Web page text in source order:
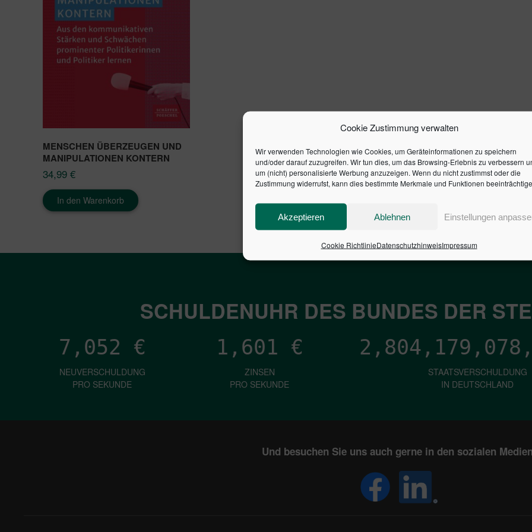
Cookie Zustimmung verwalten
Wir verwenden Technologien wie Cookies, um Geräteinformationen zu speichern
und/oder darauf zuzugreifen. Wir tun dies, um das Browsing-Erlebnis zu verbessern
um (nicht) personalisierte Werbung anzuzeigen. Wenn du nicht zustimmst oder die
Zustimmung widerrufst, kann dies bestimmte Merkmale und Funktionen
Akzeptieren Ablehnen Einstellungen
Cookie RichtlinieDatenschutzhinweisImpressum
MENSCHEN ÜBERZEUGEN UND
MANIPULATIONEN KONTERN
34,99 €
In den Warenkorb
SCHULDENUHR DES BUNDES DER
7,052 €
NEUVERSCHULDUNG
PRO SEKUNDE
1,601 €
ZINSEN
PRO SEKUNDE
STAATSVERSCHULDUNG
IN DEUTSCHLAND
Und besuchen Sie uns auch gerne in den sozialen